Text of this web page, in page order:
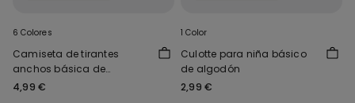
6 Colores
Camiseta de tirantes
anchos básica de
algodón para niños unisex
4,99 €
1 Color
Culotte para niña básico
de algodón
2,99 €